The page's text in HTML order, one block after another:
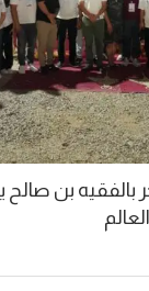
بالفقيه بن